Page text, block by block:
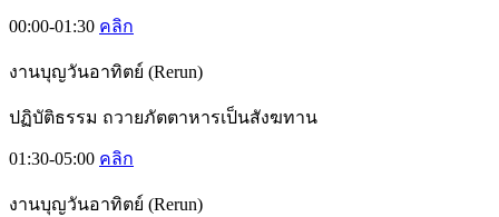
00:00-01:30 คลิก
งานบุญวันอาทิตย์ (Rerun)
ปฏิบัติธรรม ถวายภัตตาหารเป็นสังฆทาน
01:30-05:00 คลิก
งานบุญวันอาทิตย์ (Rerun)